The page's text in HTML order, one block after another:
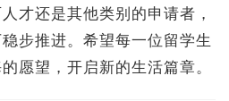
才还是其他类别的申请者，
步推进。希望每一位留学生
愿望，开启新的生活篇章。